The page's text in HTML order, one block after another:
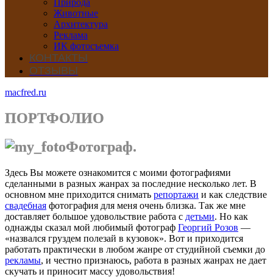
Животные
Архитектура
Реклама
ИК фотосъемка
КОНТАКТЫ
ОТЗЫВЫ
macfred.ru
ПОРТФОЛИО
Фотограф.
Здесь Вы можете ознакомится с моими фотографиями
сделанными в разных жанрах за последние несколько лет. В
основном мне приходится снимать репортажи и как следствие
свадебная фотография для меня очень близка. Так же мне
доставляет большое удовольствие работа с детьми. Но как
однажды сказал мой любимый фотограф Георгий Розов —
«назвался груздем полезай в кузовок». Вот и приходится
работать практически в любом жанре от студийной съемки до
рекламы, и честно признаюсь, работа в разных жанрах не дает
скучать и приносит массу удовольствия!